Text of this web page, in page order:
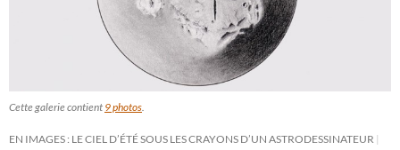
Cette galerie contient 9 photos.
EN IMAGES : LE CIEL D’ÉTÉ SOUS LES CRAYONS D’UN ASTRODESSINATEUR